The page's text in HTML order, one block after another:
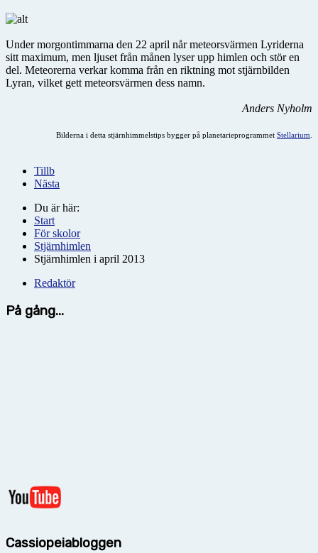
Under morgontimmarna den 22 april når meteorsvärmen Lyriderna
sitt maximum, men ljuset från månen lyser upp himlen och stör en
del. Meteorerna verkar komma från en riktning mot stjärnbilden
Lyran, vilket gett meteorsvärmen dess namn.
Anders Nyholm
Bilderna i detta stjärnhimmelstips bygger på planetarieprogrammet Stellarium
Tillb
Nästa
Du är här:
Start
För skolor
Stjärnhimlen
Stjärnhimlen i april 2013
Redaktör
På gång...
Cassiopeiabloggen